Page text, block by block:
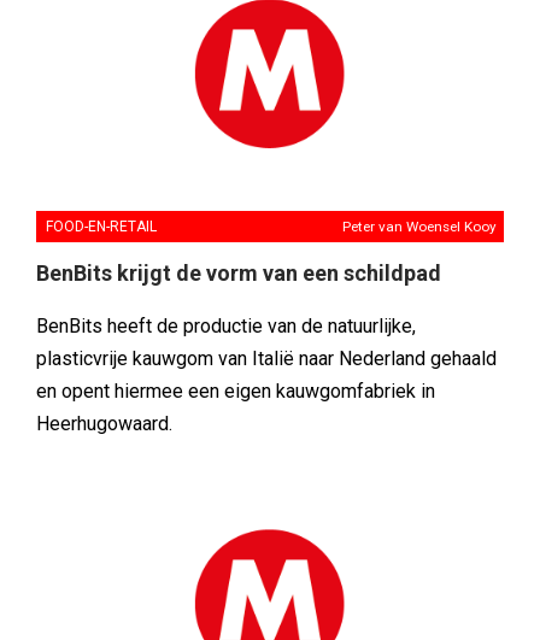
FOOD-EN-RETAIL Peter van Woensel Kooy
BenBits krijgt de vorm van een schildpad
BenBits heeft de productie van de natuurlijke,
plasticvrije kauwgom van Italië naar Nederland gehaald
en opent hiermee een eigen kauwgomfabriek in
Heerhugowaard.